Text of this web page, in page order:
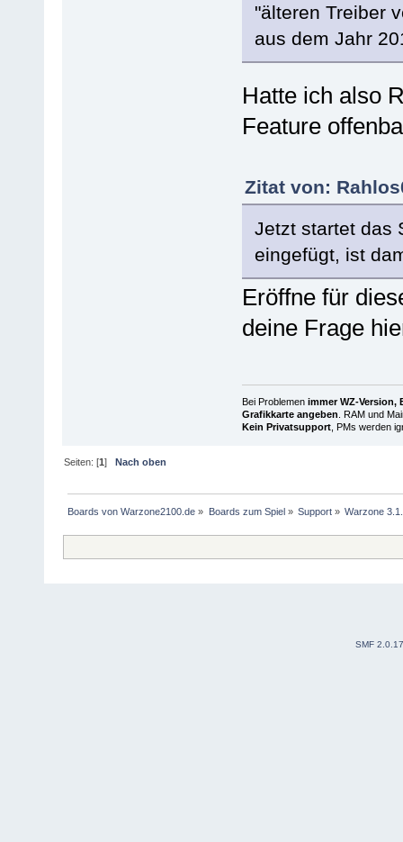
"älteren Treiber
aus dem Jahr
Hatte ich also
Feature
Zitat von:
Jetzt startet das
eingefügt, ist
Eröffne für
deine Frage
Bei Problemen immer WZ-Version,
Grafikkarte angeben . RAM und
Kein Privatsupport, PMs werden
Seiten: [1]Nach oben
Boards von Warzone2100.de » Boards zum Spiel» Support» Warzone
SMF 2.0.17